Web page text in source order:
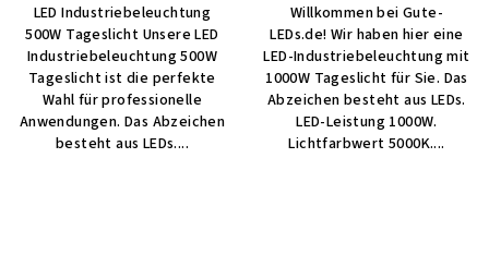
LED Industriebeleuchtung
500W Tageslicht Unsere LED
Industriebeleuchtung 500W
Tageslicht ist die perfekte
Wahl für professionelle
Anwendungen. Das Abzeichen
besteht aus LEDs....
Willkommen bei Gute-
LEDs.de! Wir haben hier eine
LED-Industriebeleuchtung mit
1000W Tageslicht für Sie. Das
Abzeichen besteht aus LEDs.
LED-Leistung 1000W.
Lichtfarbwert 5000K....